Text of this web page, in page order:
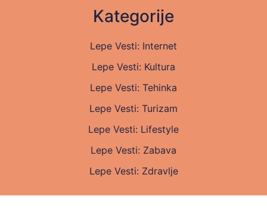
Kategorije
Lepe Vesti: Internet
Lepe Vesti: Kultura
Lepe Vesti: Tehinka
Lepe Vesti: Turizam
Lepe Vesti: Lifestyle
Lepe Vesti: Zabava
Lepe Vesti: Zdravlje